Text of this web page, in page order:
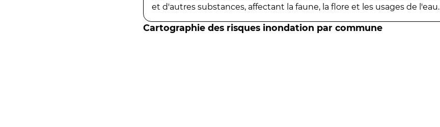
et d'autres substances, affectant la faune, la flore et les usages de l'eau.
Cartographie des risques inondation par commune